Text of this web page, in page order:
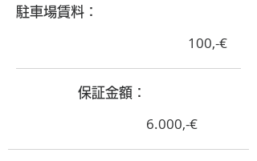
​駐車場賃料：
100,-€
​保証金額：
6.000,-€